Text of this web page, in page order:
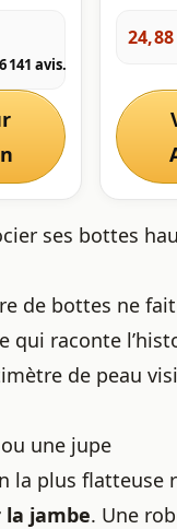
à
de
141 avis.
de
HCN22
24,88
ses bottes
de bottes ne fait
qui raconte
de peau
une jupe
la plus flatteuse
la jambe. Une